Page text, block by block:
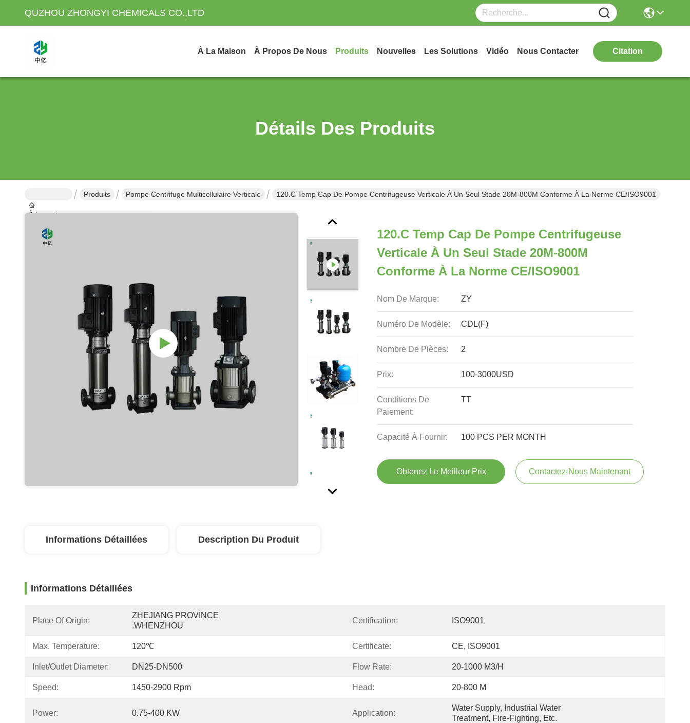
QUZHOU ZHONGYI CHEMICALS CO.,LTD
À La Maison À Propos De Nous Produits Nouvelles Les Solutions Vidéo Nous Contacter Citation
Détails Des Produits
À la maison
Produits Pompe Centrifuge Multicellulaire Verticale 120.C Temp Cap De Pompe Centrifugeuse Verticale À Un Seul Stade 20M-800M Conforme À La Norme CE/ISO9001
120.C Temp Cap De Pompe Centrifugeuse
Verticale À Un Seul Stade 20M-800M
Conforme À La Norme CE/ISO9001
Nom De Marque: ZY
Numéro De Modèle: CDL(F)
Nombre De Pièces: 2
Prix: 100-3000USD
Conditions De
Paiement:
TT
Capacité À Fournir: 100 PCS PER MONTH
Obtenez Le Meilleur Prix Contactez-Nous Maintenant
Informations Détaillées Description Du Produit
Informations Détaillées
Place Of Origin:
ZHEJIANG PROVINCE
.WHENZHOU
Certification: ISO9001
Max. Temperature: 120℃ Certificate: CE, ISO9001
Inlet/Outlet Diameter: DN25-DN500 Flow Rate: 20-1000 M3/h
Speed: 1450-2900 Rpm Head: 20-800 M
Power: 0.75-400 KW Application:
Water Supply, Industrial Water
Treatment, Fire-Fighting, Etc.